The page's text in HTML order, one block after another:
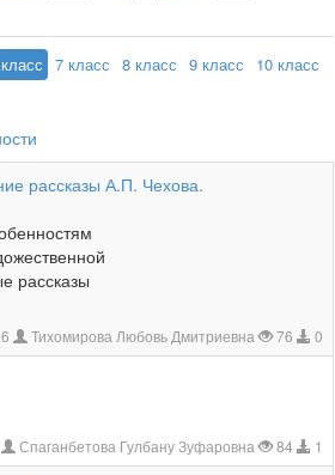
7 класс 8 класс 9 класс
10 класс
рассказы А.П. Чехова.
рассказы
Тихомирова Любовь Дмитриевна 76 0
Спаганбетова Гулбану Зуфаровна 84 1